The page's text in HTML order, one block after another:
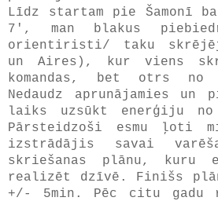
Līdz startam pie Šamonī
7', man blakus
orientiristi/ taku skrējēji
un Aires), kur viens
komandas, bet otrs no
Nedaudz aprunājamies un
laiks uzsūkt enerģiju
Pārsteidzoši esmu ļoti
izstrādājis savai
skriešanas plānu, kuru
realizēt dzīvē. Finišs
+/- 5min. Pēc citu gadu